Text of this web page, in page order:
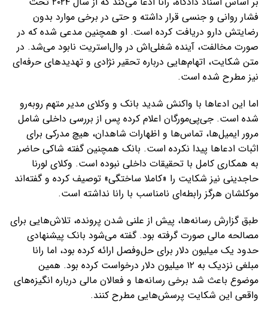
فشار روانی و جنسی قرار داشته و حتی در برخی موارد بدون
رضایتش دارو دریافت کرده است. او همچنین مدعی شده که در
صورت مخالفت، آینده شغلی‌اش در وال‌استریت نابود می‌شد. در
متن شکایت، اتهام‌هایی درباره تحقیر نژادی و تهدیدهای حرفه‌ای
نیز مطرح شده است.
اما این ادعاها با واکنش شدید بانک و وکلای مدیر متهم روبه‌رو
شده است. جی‌پی‌مورگان اعلام کرده پس از بررسی داخلی شامل
مرور ایمیل‌ها، تماس‌ها و اظهارات شاهدان، هیچ مدرکی برای
اثبات ادعاها پیدا نکرده است. بانک همچنین گفته شاکی حاضر
به همکاری کامل با تحقیقات داخلی نبوده است. وکلای لورنا
حاجدینی نیز شکایت را «کاملا ساختگی» توصیف کرده و گفته‌اند
موکلشان هرگز رابطه‌ای نامناسب با رانا نداشته است.
طبق گزارش رسانه‌ها، پیش از علنی شدن پرونده، تلاش‌هایی برای
مصالحه مالی صورت گرفته بود. گفته می‌شود بانک پیشنهادی
حدود یک میلیون دلار برای حل‌وفصل ارائه کرده بود، اما رانا
مبلغی نزدیک به ۱۲ میلیون دلار درخواست کرده بود. همین
موضوع باعث شد برخی رسانه‌ها و فعالان مالی درباره انگیزه‌های
واقعی این شکایت پرسش‌هایی مطرح کنند.